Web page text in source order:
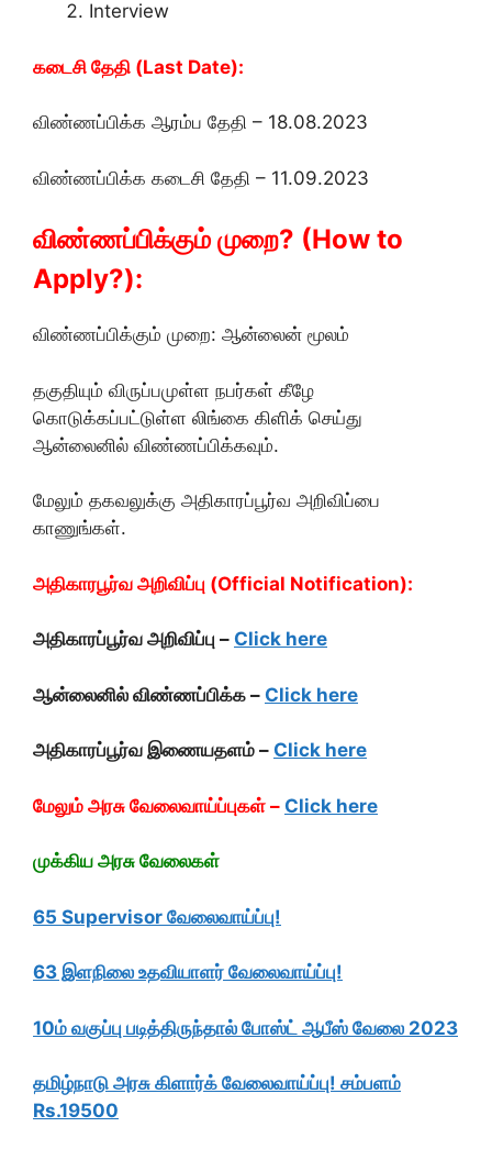
Interview
கடைசி தேதி (Last Date):
விண்ணப்பிக்க ஆரம்ப தேதி – 18.08.2023
விண்ணப்பிக்க கடைசி தேதி – 11.09.2023
விண்ணப்பிக்கும் முறை? (How to
Apply?):
விண்ணப்பிக்கும் முறை: ஆன்லைன் மூலம்
தகுதியும் விருப்பமுள்ள நபர்கள் கீழே
கொடுக்கப்பட்டுள்ள லிங்கை கிளிக் செய்து
ஆன்லைனில் விண்ணப்பிக்கவும்.
மேலும் தகவலுக்கு அதிகாரப்பூர்வ அறிவிப்பை
காணுங்கள்.
அதிகாரபூர்வ அறிவிப்பு (Official Notification):
அதிகாரப்பூர்வ அறிவிப்பு – Click here
ஆன்லைனில் விண்ணப்பிக்க – Click here
அதிகாரப்பூர்வ இணையதளம் – Click here
மேலும் அரசு வேலைவாய்ப்புகள் – Click here
முக்கிய அரசு வேலைகள்
65 Supervisor வேலைவாய்ப்பு!
63 இளநிலை உதவியாளர் வேலைவாய்ப்பு!
10ம் வகுப்பு படித்திருந்தால் போஸ்ட் ஆபீஸ் வேலை 2023
தமிழ்நாடு அரசு கிளார்க் வேலைவாய்ப்பு! சம்பளம்
Rs.19500